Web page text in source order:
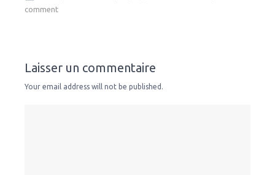
comment
Laisser un commentaire
Your email address will not be published.